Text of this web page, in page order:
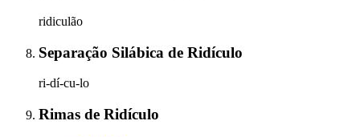
ridiculão
Separação Silábica de Ridículo
ri-dí-cu-lo
Rimas de Ridículo